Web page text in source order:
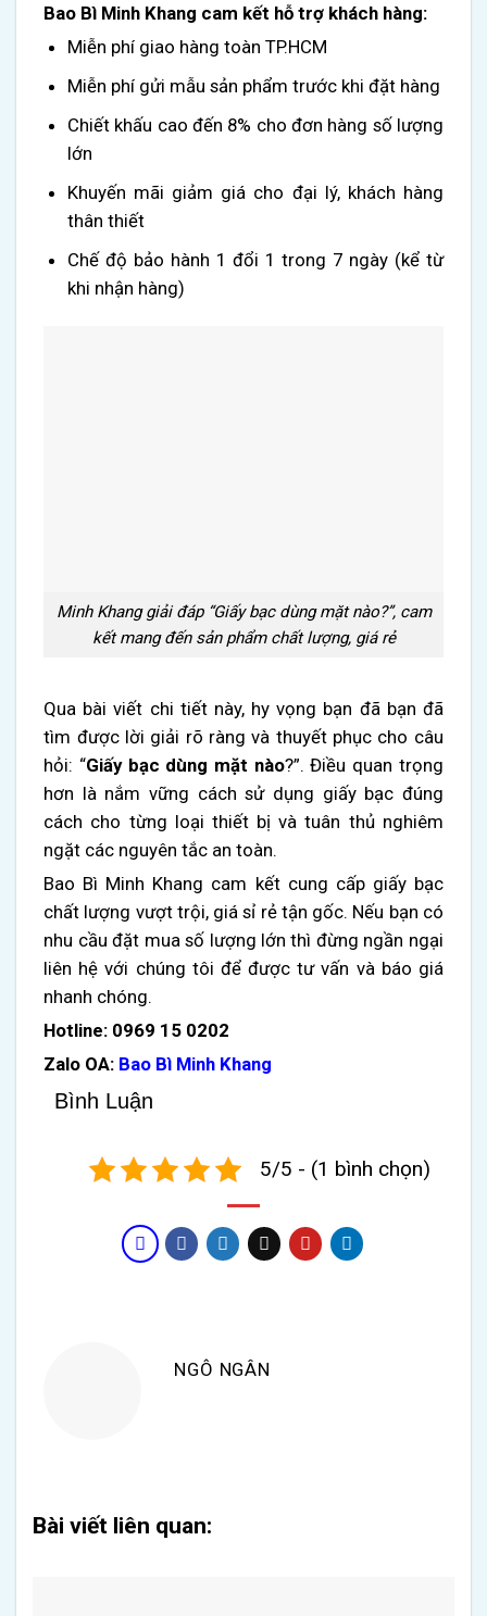
Bao Bì Minh Khang cam kết hỗ trợ khách hàng:
Miễn phí giao hàng toàn TP.HCM
Miễn phí gửi mẫu sản phẩm trước khi đặt hàng
Chiết khấu cao đến 8% cho đơn hàng số lượng
lớn
Khuyến mãi giảm giá cho đại lý, khách hàng
thân thiết
Chế độ bảo hành 1 đổi 1 trong 7 ngày (kể từ
khi nhận hàng)
Minh Khang giải đáp “Giấy bạc dùng mặt nào?”, cam
kết mang đến sản phẩm chất lượng, giá rẻ
Qua bài viết chi tiết này, hy vọng bạn đã bạn đã
tìm được lời giải rõ ràng và thuyết phục cho câu
hỏi: “Giấy bạc dùng mặt nào?”. Điều quan trọng
hơn là nắm vững cách sử dụng giấy bạc đúng
cách cho từng loại thiết bị và tuân thủ nghiêm
ngặt các nguyên tắc an toàn.
Bao Bì Minh Khang cam kết cung cấp giấy bạc
chất lượng vượt trội, giá sỉ rẻ tận gốc. Nếu bạn có
nhu cầu đặt mua số lượng lớn thì đừng ngần ngại
liên hệ với chúng tôi để được tư vấn và báo giá
nhanh chóng.
Hotline: 0969 15 0202
Zalo OA: Bao Bì Minh Khang
Bình Luận
5/5 - (1 bình chọn)
NGÔ NGÂN
Bài viết liên quan: